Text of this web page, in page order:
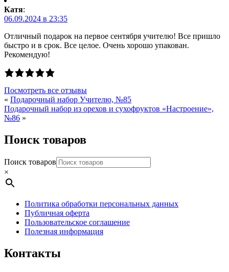
Катя:
06.09.2024 в 23:35
Отличный подарок на первое сентября учителю! Все пришло
быстро и в срок. Все целое. Очень хорошо упакован.
Рекомендую!
Посмотреть все отзывы
« Подарочный набор Учителю, №85
Подарочный набор из орехов и сухофруктов «Настроение»,
№86 »
Поиск товаров
Поиск товаров
×
Политика обработки персональных данных
Публичная оферта
Пользовательское соглашение
Полезная информация
Контакты